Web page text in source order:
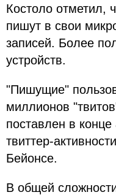
Костоло отметил,
пишут в свои
записей. Более
устройств.
"Пишущие"
миллионов
поставлен в
твиттер-
Бейонсе.
В общей